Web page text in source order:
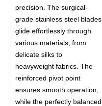
precision. The surgical-
grade stainless steel blades
glide effortlessly through
various materials, from
delicate silks to
heavyweight fabrics. The
reinforced pivot point
ensures smooth operation,
while the perfectly balanced